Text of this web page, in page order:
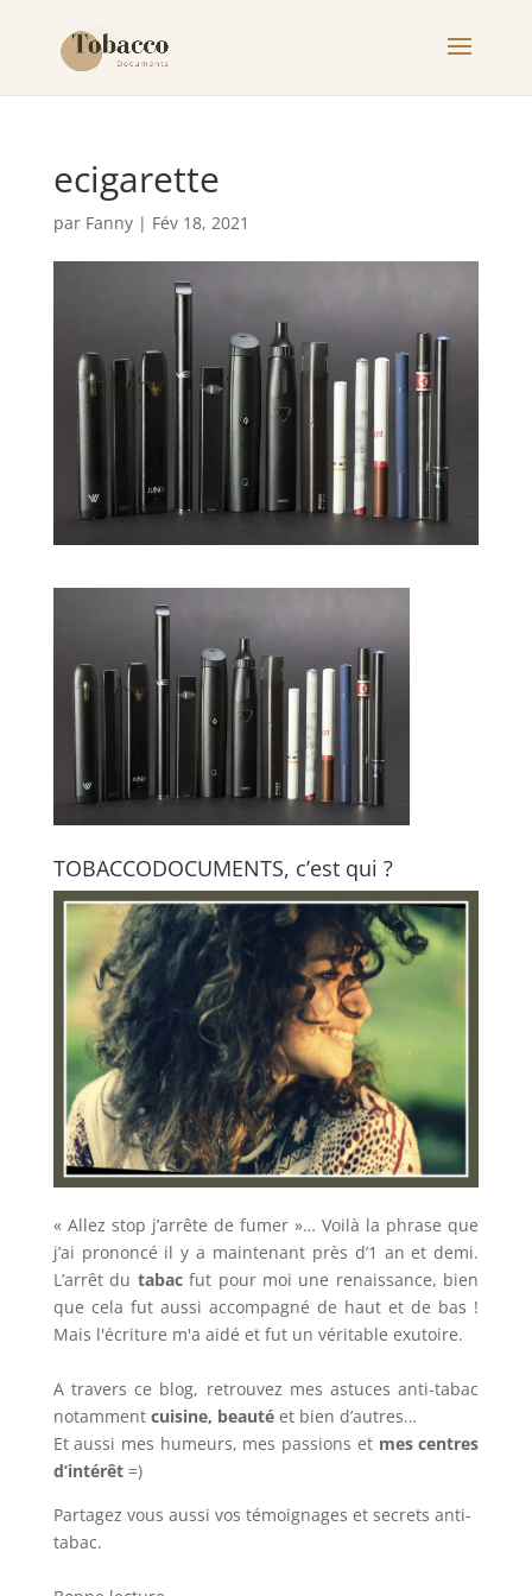
ecigarette
par Fanny| Fév 18, 2021
TOBACCODOCUMENTS, c’est qui ?
« Allez stop j’arrête de fumer »… Voilà la phrase que
j’ai prononcé il y a maintenant près d’1 an et demi.
L’arrêt du tabacfut pour moi une renaissance, bien
que cela fut aussi accompagné de haut et de bas !
Mais l'écriture m'a aidé et fut un véritable exutoire.
A travers ce blog, retrouvez mes astuces anti-tabac
notamment cuisine, beautéet bien d’autres…
Et aussi mes humeurs, mes passions et mes centres
d’intérêt=)
Partagez vous aussi vos témoignages et secrets anti-
tabac.